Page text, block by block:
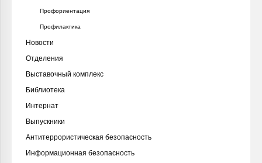
Профориентация
Профилактика
Новости
Отделения
Выставочный комплекс
Библиотека
Интернат
Выпускники
Антитеррористическая безопасность
Информационная безопасность